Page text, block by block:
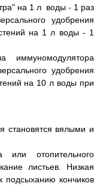
на 1 л воды - 1 раз
удобрения
на 1 л воды - 1
удобрения
на 10 л воды при
становятся вялыми и
или отопительного
листьев. Низкая
подсыханию кончиков